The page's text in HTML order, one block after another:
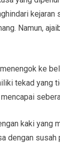
kejaran
Namun,
ke
tekad yang
kaki yang
dengan